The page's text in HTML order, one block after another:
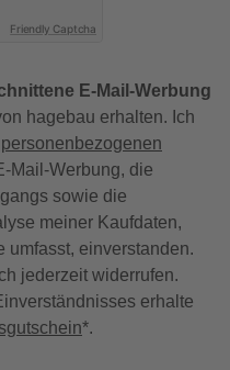
Friendly Captcha
E-Mail-Werbung
hagebau erhalten. Ich
Mail-Werbung, die
sowie die
meiner Kaufdaten,
umfasst, einverstanden.
jederzeit widerrufen.
erhalte
*.